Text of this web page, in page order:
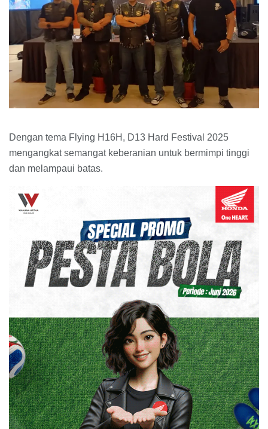
Dengan tema Flying H16H, D13 Hard Festival 2025
mengangkat semangat keberanian untuk bermimpi tinggi
dan melampaui batas.